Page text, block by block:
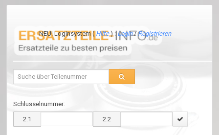
NEU! Loginsystem (Hilfe) :Login/Registrieren
Schlüsselnummer:
2.1 2.2